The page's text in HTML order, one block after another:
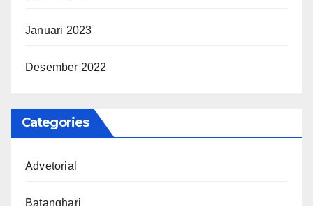
Januari 2023
Desember 2022
Categories
Advetorial
Batanghari